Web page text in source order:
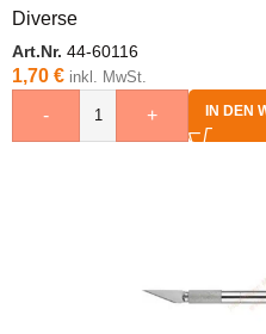
Diverse
Art.Nr. 44-60116
1,70 € inkl. MwSt.
- + IN DEN